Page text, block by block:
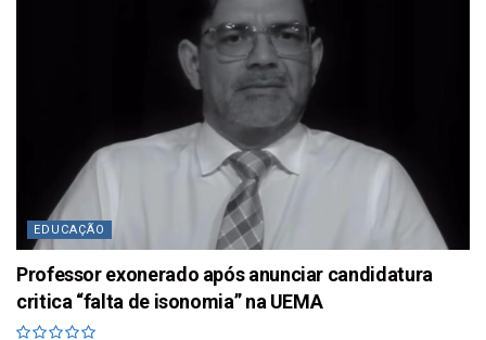
EDUCAÇÃO
Professor exonerado após anunciar candidatura
critica “falta de isonomia” na UEMA